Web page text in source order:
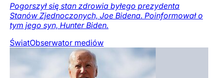
Pogorszył się stan zdrowia byłego prezydenta
Stanów Zjednoczonych, Joe Bidena. Poinformował o
tym jego syn, Hunter Biden.
ŚwiatObserwator mediów